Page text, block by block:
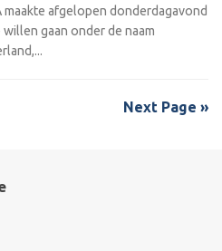
maakte afgelopen donderdagavond
gaan onder de naam
Next Page »